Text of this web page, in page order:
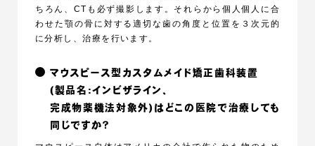
ちろん、CTも必ず撮影します。それらから個人個人に合
わせた顎の骨に対する適切な歯の角度と位置を３次元的
に分析し、治療を行います。
マウスピース型カスタムメイド矯正歯科装置
(製品名:インビザライン、
完成物薬機法対象外)は どこの医院で治療しても
同じですか？